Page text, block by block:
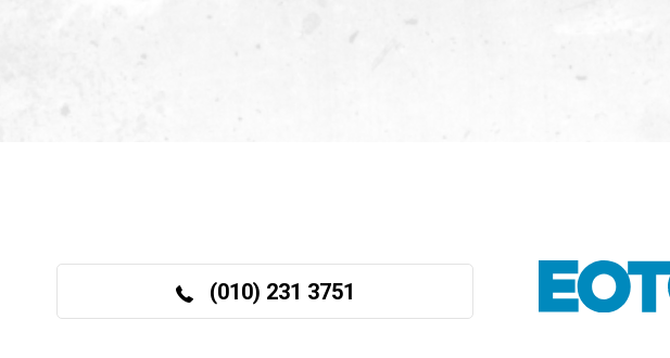
(010) 231 3751